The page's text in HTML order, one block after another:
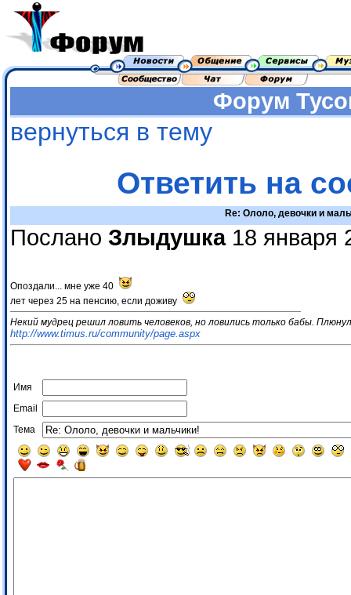
Форум
вернуться в тему
Ответить на
Re: Ололо, девочки и
Послано Злыдушка18 января
Опоздали... мне уже 40
лет через 25 на пенсию, если доживу
Некий мудрец решил ловить человеков, но ловились только бабы.
http://www.timus.ru/community/page.aspx
Имя
Email
Тема